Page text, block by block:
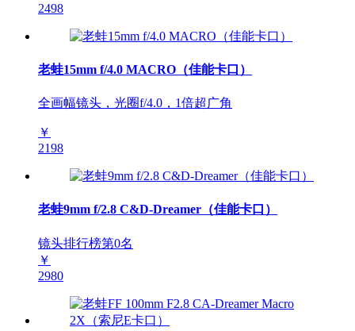
2498
老蛙15mm f/4.0 MACRO（佳能卡口）
全画幅镜头，光圈f/4.0，1倍超广角
￥
2198
老蛙9mm f/2.8 C&D-Dreamer（佳能卡口）
镜头排行榜第0名
￥
2980